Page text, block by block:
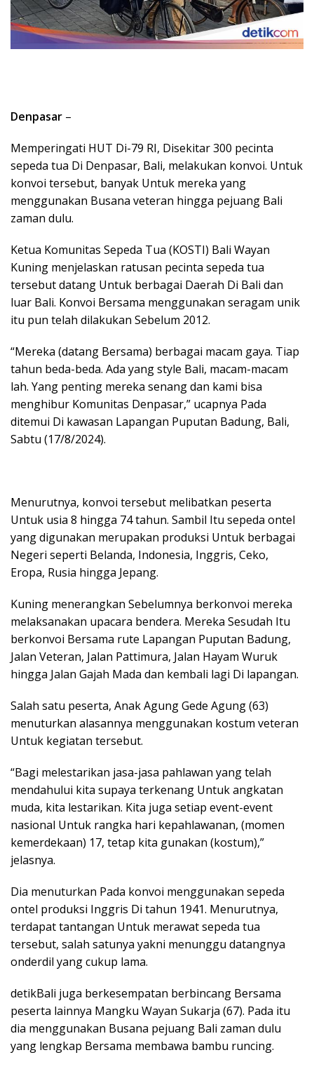
Denpasar –
Memperingati HUT Di-79 RI, Disekitar 300 pecinta
sepeda tua Di Denpasar, Bali, melakukan konvoi. Untuk
konvoi tersebut, banyak Untuk mereka yang
menggunakan Busana veteran hingga pejuang Bali
zaman dulu.
Ketua Komunitas Sepeda Tua (KOSTI) Bali Wayan
Kuning menjelaskan ratusan pecinta sepeda tua
tersebut datang Untuk berbagai Daerah Di Bali dan
luar Bali. Konvoi Bersama menggunakan seragam unik
itu pun telah dilakukan Sebelum 2012.
“Mereka (datang Bersama) berbagai macam gaya. Tiap
tahun beda-beda. Ada yang style Bali, macam-macam
lah. Yang penting mereka senang dan kami bisa
menghibur Komunitas Denpasar,” ucapnya Pada
ditemui Di kawasan Lapangan Puputan Badung, Bali,
Sabtu (17/8/2024).
Menurutnya, konvoi tersebut melibatkan peserta
Untuk usia 8 hingga 74 tahun. Sambil Itu sepeda ontel
yang digunakan merupakan produksi Untuk berbagai
Negeri seperti Belanda, Indonesia, Inggris, Ceko,
Eropa, Rusia hingga Jepang.
Kuning menerangkan Sebelumnya berkonvoi mereka
melaksanakan upacara bendera. Mereka Sesudah Itu
berkonvoi Bersama rute Lapangan Puputan Badung,
Jalan Veteran, Jalan Pattimura, Jalan Hayam Wuruk
hingga Jalan Gajah Mada dan kembali lagi Di lapangan.
Salah satu peserta, Anak Agung Gede Agung (63)
menuturkan alasannya menggunakan kostum veteran
Untuk kegiatan tersebut.
“Bagi melestarikan jasa-jasa pahlawan yang telah
mendahului kita supaya terkenang Untuk angkatan
muda, kita lestarikan. Kita juga setiap event-event
nasional Untuk rangka hari kepahlawanan, (momen
kemerdekaan) 17, tetap kita gunakan (kostum),”
jelasnya.
Dia menuturkan Pada konvoi menggunakan sepeda
ontel produksi Inggris Di tahun 1941. Menurutnya,
terdapat tantangan Untuk merawat sepeda tua
tersebut, salah satunya yakni menunggu datangnya
onderdil yang cukup lama.
detikBali juga berkesempatan berbincang Bersama
peserta lainnya Mangku Wayan Sukarja (67). Pada itu
dia menggunakan Busana pejuang Bali zaman dulu
yang lengkap Bersama membawa bambu runcing.